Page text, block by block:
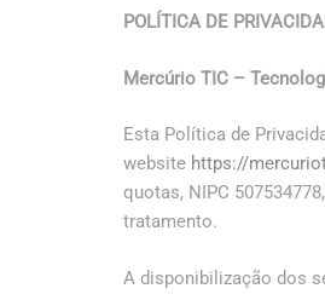
POLÍTICA DE
Mercúrio TIC –
Esta Política de
website https://
quotas, NIPC
tratamento.
A disponibilização dos